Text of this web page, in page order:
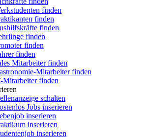
finden
finden
finden
finden
finden
finden
Mitarbeiter finden
Mitarbeiter finden
Mitarbeiter finden
schalten
Jobs inserieren
inserieren
inserieren
inserieren